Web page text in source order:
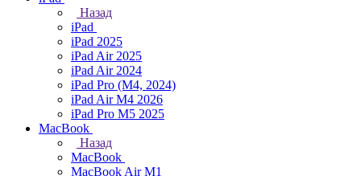
Назад
iPad
iPad 2025
iPad Air 2025
iPad Air 2024
iPad Pro (M4, 2024)
iPad Air M4 2026
iPad Pro M5 2025
MacBook
Назад
MacBook
MacBook Air M1